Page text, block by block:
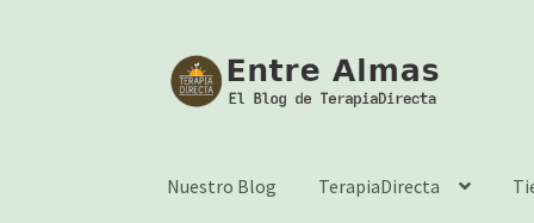
Ir
a
Ir
al
Nuestro Blog TerapiaDirecta